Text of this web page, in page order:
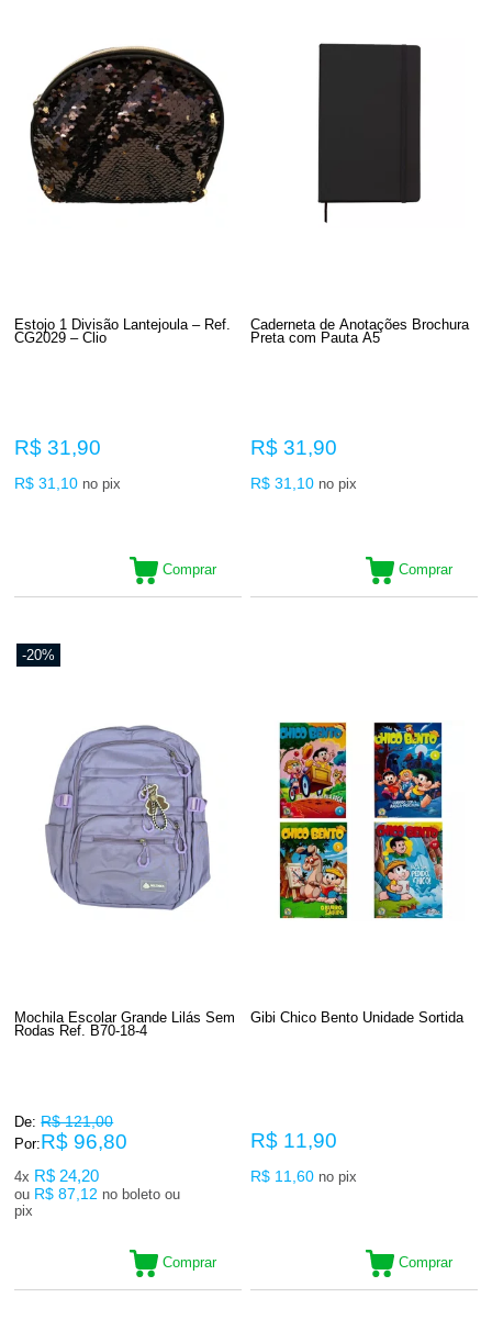
Estojo 1 Divisão Lantejoula – Ref.
CG2029 – Clio
R$ 31,90
R$ 31,10 no pix
Comprar
Caderneta de Anotações Brochura
Preta com Pauta A5
R$ 31,90
R$ 31,10 no pix
Comprar
-20%
Mochila Escolar Grande Lilás Sem
Rodas Ref. B70-18-4
De: R$ 121,00
Por:R$ 96,80
4x R$ 24,20
ou R$ 87,12 no boleto ou
pix
Comprar
Gibi Chico Bento Unidade Sortida
R$ 11,90
R$ 11,60 no pix
Comprar